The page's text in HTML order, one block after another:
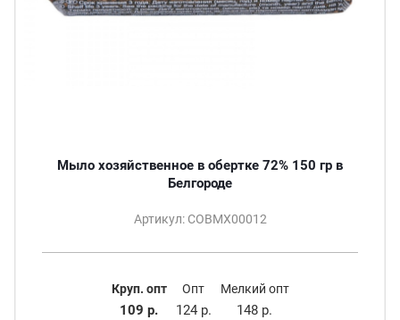
Мыло хозяйственное в обертке 72% 150 гр в
Белгороде
Артикул: СОВМХ00012
Круп. опт
109 р.
Опт
124 р.
Мелкий опт
148 р.